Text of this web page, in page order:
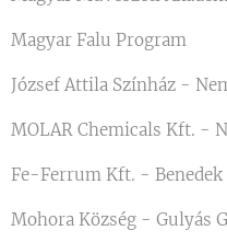
Magyar Falu Program
József Attila Színház -
MOLAR Chemicals Kft. -
Fe-Ferrum Kft. -
Mohora Község - Gulyás